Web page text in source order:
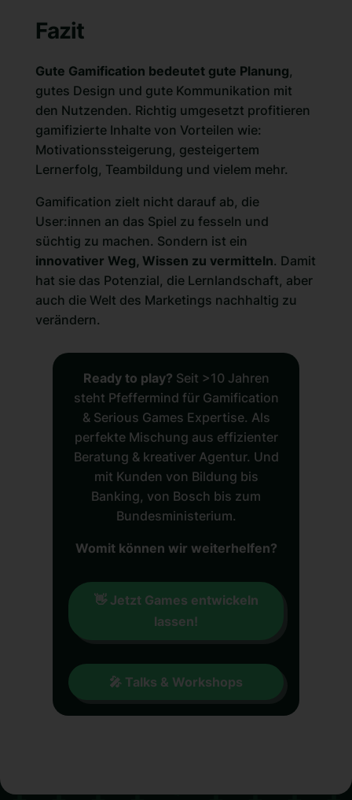
Fazit
Gute Gamification bedeutet gute Planung,
gutes Design und gute Kommunikation mit
den Nutzenden. Richtig umgesetzt profitieren
gamifizierte Inhalte von Vorteilen wie:
Motivationssteigerung, gesteigertem
Lernerfolg, Teambildung und vielem mehr.
Gamification zielt nicht darauf ab, die
User:innen an das Spiel zu fesseln und
süchtig zu machen. Sondern ist ein
innovativer Weg, Wissen zu vermitteln. Damit
hat sie das Potenzial, die Lernlandschaft, aber
auch die Welt des Marketings nachhaltig zu
verändern.
Ready to play? Seit >10 Jahren
steht Pfeffermind für Gamification
& Serious Games Expertise. Als
perfekte Mischung aus effizienter
Beratung & kreativer Agentur. Und
mit Kunden von Bildung bis
Banking, von Bosch bis zum
Bundesministerium.
Womit können wir weiterhelfen?
👋 Jetzt Games entwickeln
lassen!
🎤 Talks & Workshops